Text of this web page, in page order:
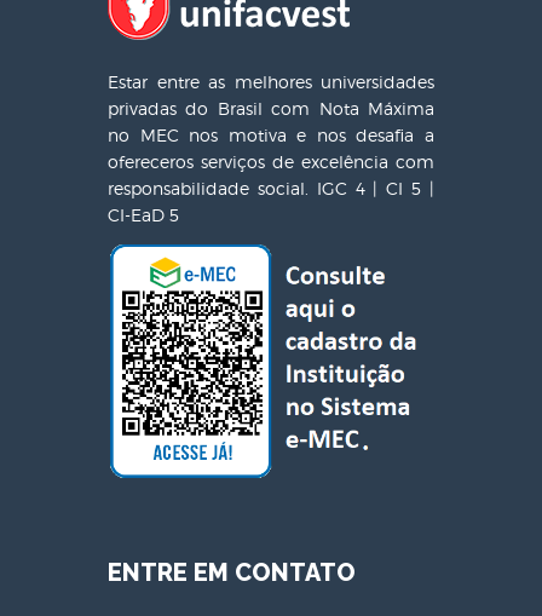
Estar entre as melhores universidades
privadas do Brasil com Nota Máxima
no MEC nos motiva e nos desafia a
ofereceros serviços de excelência com
responsabilidade social. IGC 4 | CI 5 |
CI-EaD 5
ENTRE EM CONTATO